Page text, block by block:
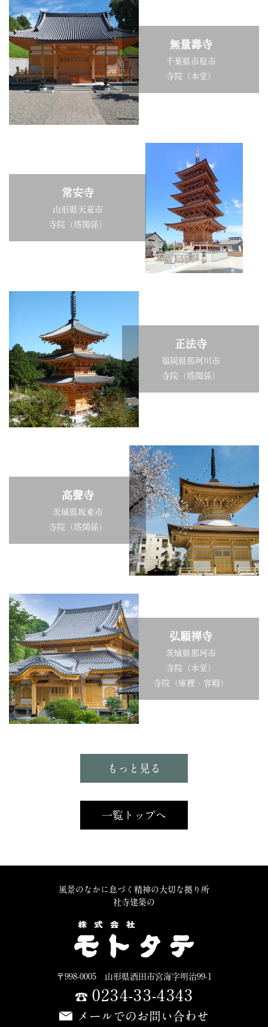
無量壽寺
千葉県市原市
寺院（本堂）
常安寺
山形県天童市
寺院（塔関係）
正法寺
福岡県那珂川市
寺院（塔関係）
高聲寺
茨城県坂東市
寺院（塔関係）
弘願禅寺
茨城県那珂市
寺院（本堂）
寺院（庫裡・客殿）
もっと見る
一覧トップへ
風景のなかに息づく精神の大切な拠り所
社寺建築の
〒998-0005 山形県酒田市宮海字明治99-1
0234-33-4343
メールでのお問い合わせ